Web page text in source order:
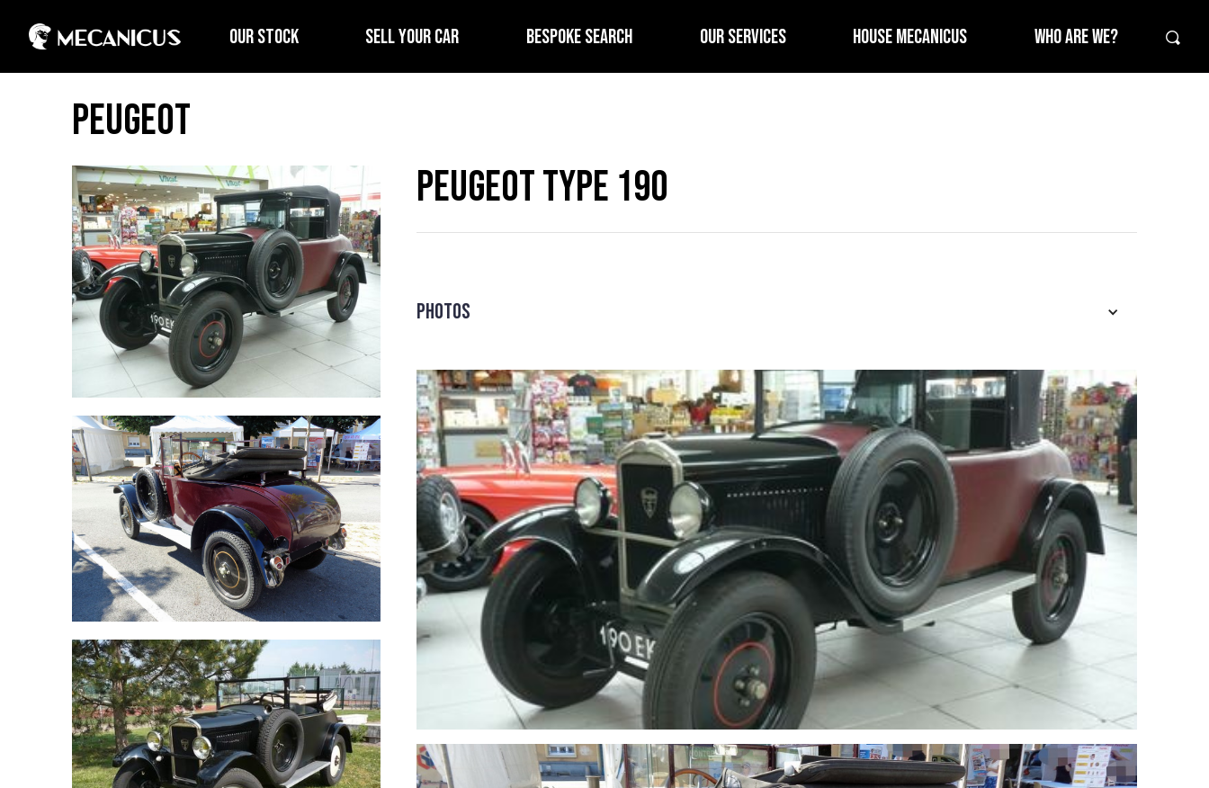
OUR STOCK SELL YOUR CAR BESPOKE SEARCH OUR SERVICES HOUSE MECANICUS WHO ARE WE?
Peugeot
Peugeot Type 190
Photos